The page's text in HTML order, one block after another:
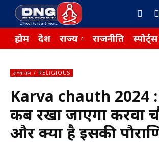
होम देश राज्य राजनीति स्पोर्ट्स
अध्यातम / RELIGIOUS
Karva chauth 2024 :
कब रखा जाएगा करवा
और क्या है इसकी